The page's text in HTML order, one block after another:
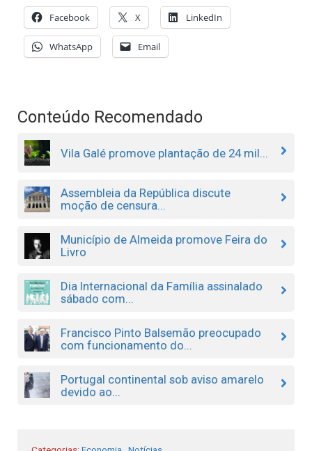
Facebook X LinkedIn
WhatsApp Email
Conteúdo Recomendado
Vila Galé promove plantação de 24 mil...
Assembleia da República discute
moção de censura...
Município de Almeida promove Feira do
Livro
Dia Internacional da Família assinalado
sábado com...
Francisco Pinto Balsemão preocupado
com funcionamento do...
Portugal continental sob aviso amarelo
devido ao...